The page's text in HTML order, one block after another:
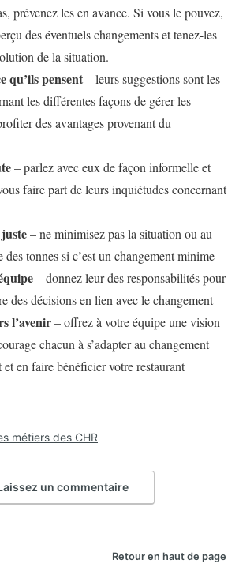
prévenez les en avance. Si vous le pouvez,
des éventuels changements et tenez-les
de la situation.
qu’ils pensent– leurs suggestions sont les
les différentes façons de gérer les
des avantages provenant du
– parlez avec eux de façon informelle et
faire part de leurs inquiétudes concernant
– ne minimisez pas la situation ou au
des tonnes si c’est un changement minime
– donnez leur des responsabilités pour
des décisions en lien avec le changement
l’avenir– offrez à votre équipe une vision
chacun à s’adapter au changement
en faire bénéficier votre restaurant
métiers des CHR
un commentaire
Retour en haut de page